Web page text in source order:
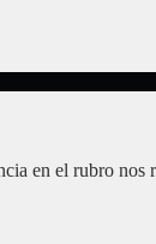
en el rubro nos